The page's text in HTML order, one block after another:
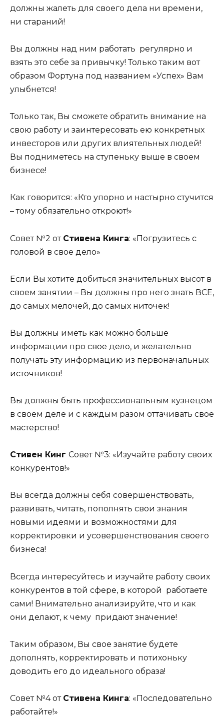
должны жалеть для своего дела ни времени,
ни стараний!
Вы должны над ним работать регулярно и
взять это себе за привычку! Только таким вот
образом Фортуна под названием «Успех» Вам
улыбнется!
Только так, Вы сможете обратить внимание на
свою работу и заинтересовать ею конкретных
инвесторов или других влиятельных людей!
Вы подниметесь на ступеньку выше в своем
бизнесе!
Как говорится: «Кто упорно и настырно стучится
– тому обязательно откроют!»
Совет №2 от Стивена Кинга: «Погрузитесь с
головой в свое дело»
Если Вы хотите добиться значительных высот в
своем занятии – Вы должны про него знать ВСЕ,
до самых мелочей, до самых ниточек!
Вы должны иметь как можно больше
информации про свое дело, и желательно
получать эту информацию из первоначальных
источников!
Вы должны быть профессиональным кузнецом
в своем деле и с каждым разом оттачивать свое
мастерство!
Стивен Кинг Совет №3: «Изучайте работу своих
конкурентов!»
Вы всегда должны себя совершенствовать,
развивать, читать, пополнять свои знания
новыми идеями и возможностями для
корректировки и усовершенствования своего
бизнеса!
Всегда интересуйтесь и изучайте работу своих
конкурентов в той сфере, в которой работаете
сами! Внимательно анализируйте, что и как
они делают, к чему придают значение!
Таким образом, Вы свое занятие будете
дополнять, корректировать и потихоньку
доводить его до идеального образа!
Совет №4 от Стивена Кинга: «Последовательно
работайте!»